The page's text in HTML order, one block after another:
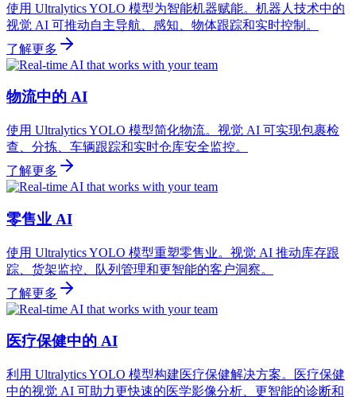
使用 Ultralytics YOLO 模型为智能机器赋能。机器人技术中的
视觉 AI 可推动自主导航、感知、物体跟踪和实时控制。
了解更多
物流中的 AI
使用 Ultralytics YOLO 模型简化物流。视觉 AI 可实现包裹检
查、分拣、车辆跟踪和实时仓库安全监控。
了解更多
零售业 AI
使用 Ultralytics YOLO 模型重塑零售业。视觉 AI 推动库存跟
踪、货架监控、队列管理和更智能的客户洞察。
了解更多
医疗保健中的 AI
利用 Ultralytics YOLO 模型构建医疗保健解决方案。医疗保健
中的视觉 AI 可助力更快速的医学影像分析、更智能的诊断和